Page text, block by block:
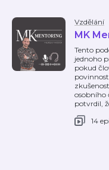
Vzdělání
MK
Tento
jednoho
pokud
osobního
potvrdil,
14